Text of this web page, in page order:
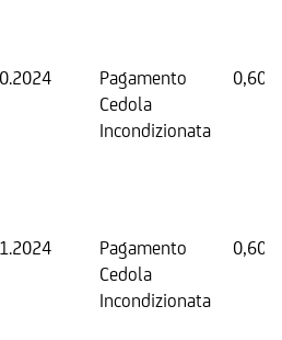
Pagamento
Cedola
Incondizionata
0,60
Pagamento
Cedola
Incondizionata
0,60